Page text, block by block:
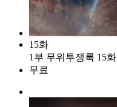
15화
1부 무위투쟁록 15화
무료